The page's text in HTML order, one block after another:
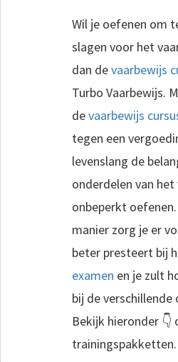
Wil je oefenen om
slagen voor het
dan devaarbewijs
Turbo Vaarbewijs.
devaarbewijs
tegen een
levenslang de
onderdelen van het
onbeperkt
manier zorg je er
beter presteert bij
examen en je zult
bij de verschillende
Bekijk hieronder 👇
trainingspakketten.